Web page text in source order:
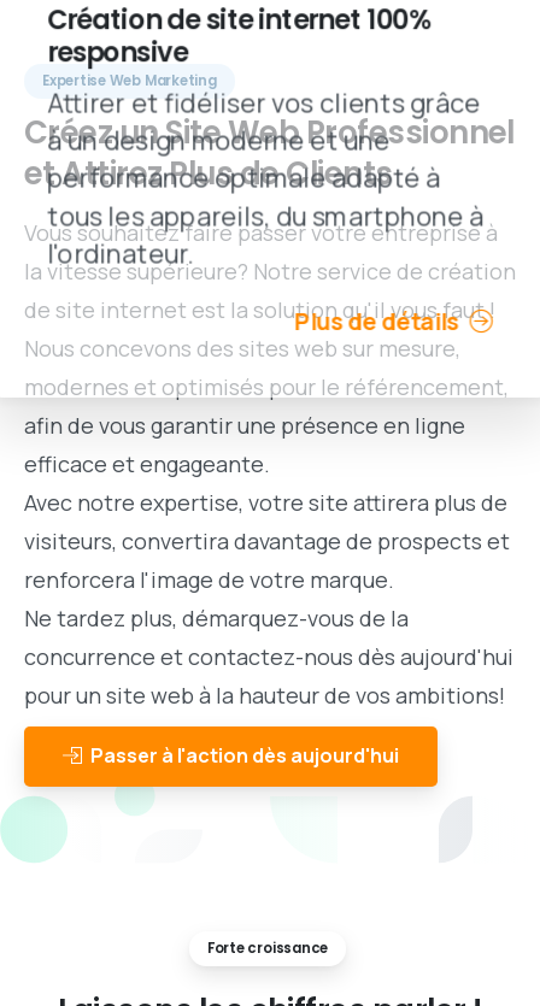
Création de site internet 100%
responsive
Attirer et fidéliser vos clients grâce
à un design moderne et une
performance optimale adapté à
tous les appareils, du smartphone à
l'ordinateur.
Plus de détails
Expertise Web Marketing
CréezunSiteWeb Professionnel
etAttirezPlusdeClients
Vous souhaitez faire passer votre entreprise à
la vitesse supérieure? Notre service de création
de site internet est la solution qu'il vous faut !
Nous concevons des sites web sur mesure,
modernes et optimisés pour le référencement,
afin de vous garantir une présence en ligne
efficace et engageante.
Avec notre expertise, votre site attirera plus de
visiteurs, convertira davantage de prospects et
renforcera l'image de votre marque.
Ne tardez plus, démarquez-vous de la
concurrence et contactez-nous dès aujourd'hui
pour un site web à la hauteur de vos ambitions!
Passer à l'action dès aujourd'hui
Forte croissance